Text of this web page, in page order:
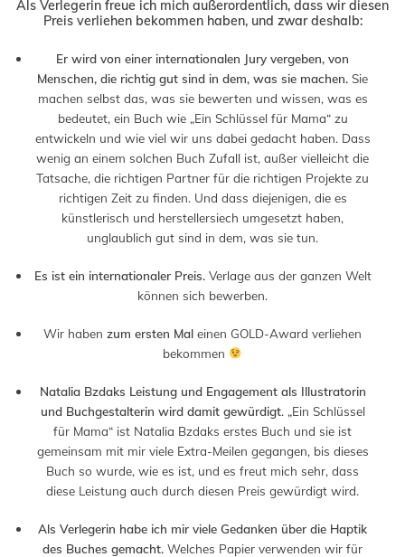
Als Verlegerin freue ich mich außerordentlich, dass wir diesen
Preis verliehen bekommen haben, und zwar deshalb:
Er wird von einer internationalen Jury vergeben, von
Menschen, die richtig gut sind in dem, was sie machen. Sie
machen selbst das, was sie bewerten und wissen, was es
bedeutet, ein Buch wie „Ein Schlüssel für Mama“ zu
entwickeln und wie viel wir uns dabei gedacht haben. Dass
wenig an einem solchen Buch Zufall ist, außer vielleicht die
Tatsache, die richtigen Partner für die richtigen Projekte zu
richtigen Zeit zu finden. Und dass diejenigen, die es
künstlerisch und herstellersiech umgesetzt haben,
unglaublich gut sind in dem, was sie tun.
Es ist ein internationaler Preis.Verlage aus der ganzen Welt
können sich bewerben.
Wir haben zum ersten Mal einen GOLD-Award verliehen
bekommen
Natalia Bzdaks Leistung und Engagement als Illustratorin
und Buchgestalterin wird damit gewürdigt. „Ein Schlüssel
für Mama“ ist Natalia Bzdaks erstes Buch und sie ist
gemeinsam mit mir viele Extra-Meilen gegangen, bis dieses
Buch so wurde, wie es ist, und es freut mich sehr, dass
diese Leistung auch durch diesen Preis gewürdigt wird.
Als Verlegerin habe ich mir viele Gedanken über die Haptik
des Buches gemacht. Welches Papier verwenden wir für